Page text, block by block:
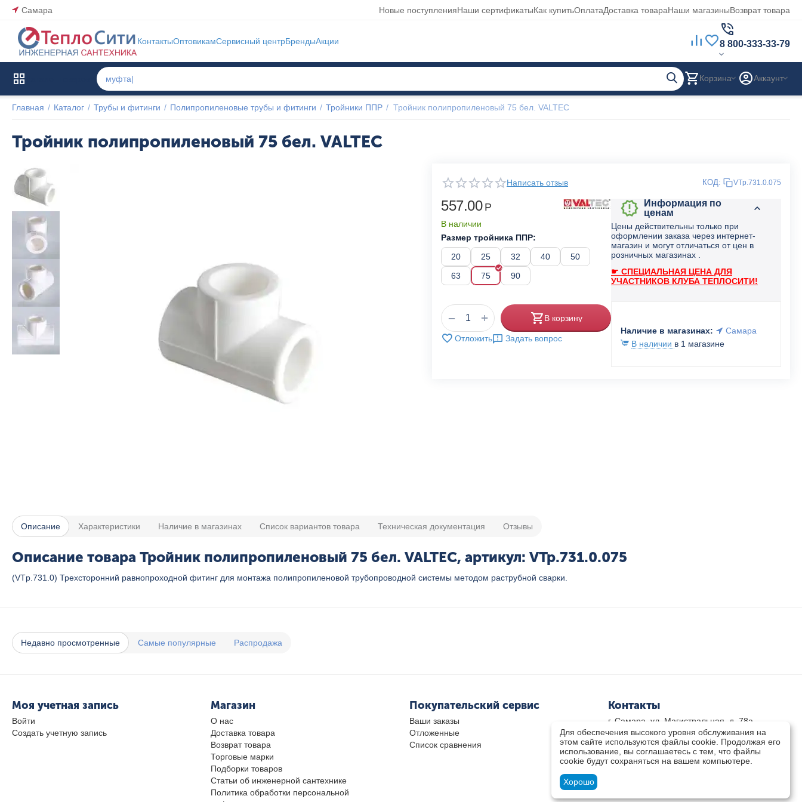
Самара Новые поступленияНаши сертификатыКак купитьОплатаДоставка товараНаши магазиныВозврат товара
КонтактыОптовикамСервисный центрБрендыАкции 8 800-333-33-79
Корзина Аккаунт
Главная / Каталог / Трубы и фитинги / Полипропиленовые трубы и фитинги / Тройники ППР / Тройник полипропиленовый 75 бел. VALTEC
Тройник полипропиленовый 75 бел. VALTEC
Написать отзыв КОД: VTp.731.0.075
557.00 Р
В наличии
Размер тройника ППР:
20
25 32 40
50
63
75 90
+
− В корзину
Отложить Задать вопрос
Информация по
ценам
Цены действительны только при
оформлении заказа через интернет-
магазин и могут отличаться от цен в
розничных магазинах .
☛ СПЕЦИАЛЬНАЯ ЦЕНА ДЛЯ
УЧАСТНИКОВ КЛУБА ТЕПЛОСИТИ!
Наличие в магазинах:
Самара
В наличии в 1 магазине
Описание Характеристики Наличие в магазинах Список вариантов товара Техническая документация Отзывы
Описание товара Тройник полипропиленовый 75 бел. VALTEC, артикул: VTp.731.0.075
(VTp.731.0) Трехсторонний равнопроходной фитинг для монтажа полипропиленовой трубопроводной системы методом раструбной сварки.
Недавно просмотренные Самые популярные Распродажа
Моя учетная запись
Войти
Создать учетную запись
Магазин
О нас
Доставка товара
Возврат товара
Торговые марки
Подборки товаров
Статьи об инженерной сантехнике
Политика обработки персональной
Покупательский сервис
Ваши заказы
Отложенные
Список сравнения
Контакты
г. Самара, ул. Магистральная, д. 78а
8 800-333-33-79(звонок бесплатный)
8(846)-211-03-15
Пн-Пт 8.30 - 17.30 Сб 9.00 - 16.00
zakaz@teplocity.com
Для обеспечения высокого уровня обслуживания на
этом сайте используются файлы cookie. Продолжая его
использование, вы соглашаетесь с тем, что файлы
cookie будут сохраняться на вашем компьютере.
Хорошо